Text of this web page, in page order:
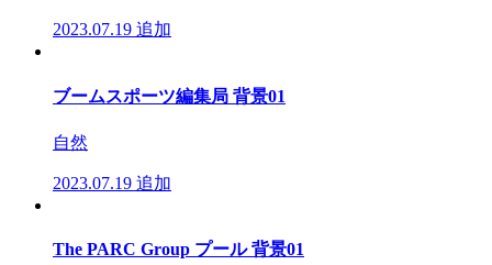
2023.07.19 追加
ブームスポーツ編集局 背景01
自然
2023.07.19 追加
The PARC Group プール 背景01